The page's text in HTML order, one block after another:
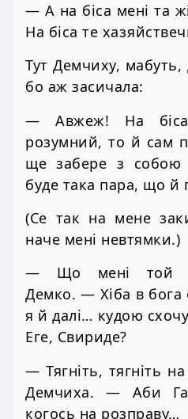
— А на біса мені та
На біса те
Тут Демчиху,
бо аж засичала:
— Авжеж! На
розумний, то й сам
ще забере з собою
буде така пара, що й
(Се так на мене
наче мені невтямки.)
— Що мені той
Демко. — Хіба в бога
я й далі… кудою
Еге, Свириде?
— Тягніть, тягніть
Демчиха. — Аби
когось на розправу…